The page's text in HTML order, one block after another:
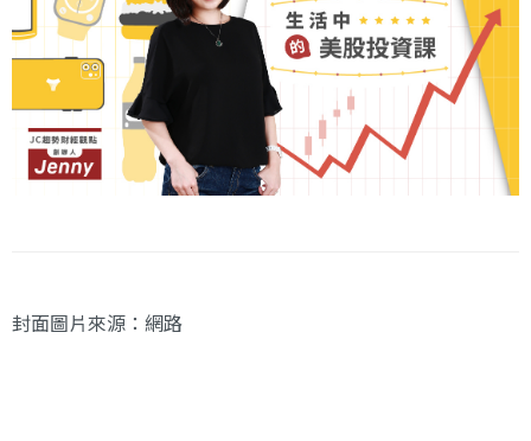
封面圖片來源： 網路